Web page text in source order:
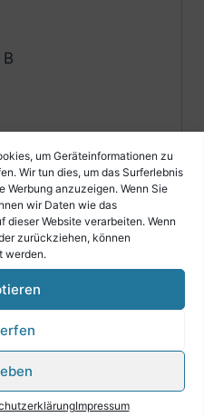
um Geräteinformationen zu
Wir tun dies, um das Surferlebnis
Werbung anzuzeigen. Wenn Sie
wir Daten wie das
Website verarbeiten. Wenn
zurückziehen, können
werden.
Impressum